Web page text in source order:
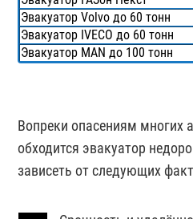
Эвакуатор Volvo до 60 тонн
Эвакуатор IVECO до 60 тонн
Эвакуатор MAN до 100 тонн
Вопреки опасениям многих
обходится эвакуатор
зависеть от следующих